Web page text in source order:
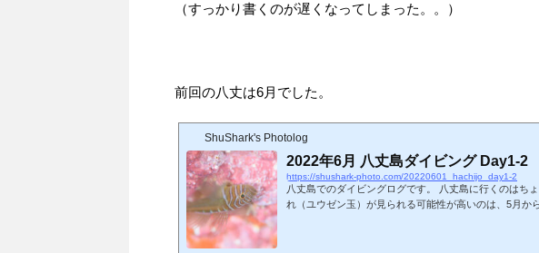
（すっかり書くのが遅くなってしまった。。）
前回の八丈は6月でした。
ShuShark's Photolog
2022年6月 八丈島ダイビング Day1-2
https://shushark-photo.com/20220601_hachijo_day1-2
八丈島でのダイビングログです。 八丈島に行くのはち
れ（ユウゼン玉）が見られる可能性が高いのは、5月か